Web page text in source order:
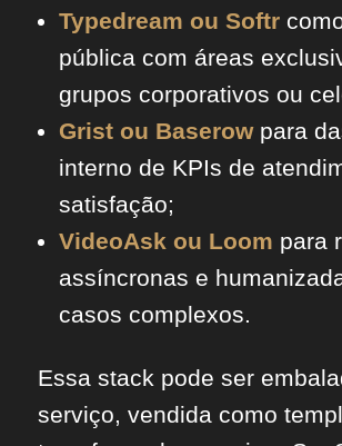
Typedream ou Softr
pública com áreas
grupos corporativos ou
Grist ou Baserowpara
interno de KPIs de
satisfação;
VideoAsk ou Loom para
assíncronas e
casos complexos.
Essa stack pode ser
serviço, vendida como